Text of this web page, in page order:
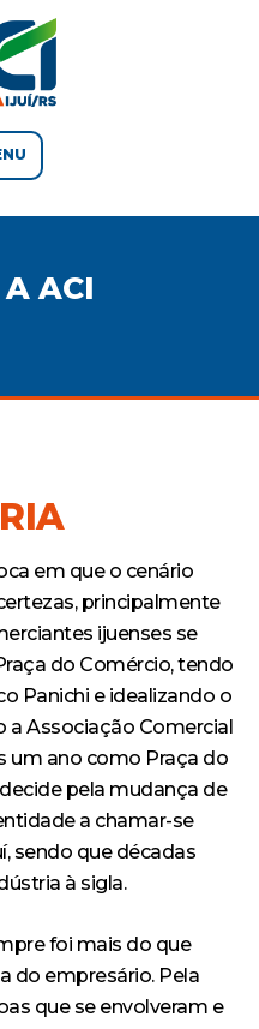
A ACI
em que o cenário
principalmente
ijuenses se
do Comércio, tendo
Panichi e idealizando o
a Associação Comercial
um ano como Praça do
pela mudança de
a chamar-se
sendo que décadas
à sigla.
foi mais do que
do empresário. Pela
que se envolveram e